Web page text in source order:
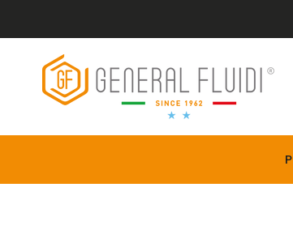
GENERALFLUIDI